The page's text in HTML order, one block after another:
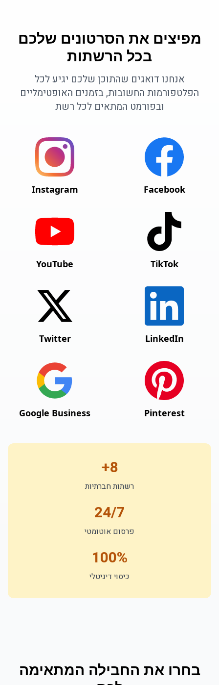
מפיצים את הסרטונים שלכם
בכל הרשתות
אנחנו דואגים שהתוכן שלכם יגיע לכל
הפלטפורמות החשובות, בזמנים האופטימליים
ובפורמט המתאים לכל רשת
Facebook
Instagram
TikTok
YouTube
LinkedIn
Twitter
Pinterest
Google Business
8+
רשתות חברתיות
24/7
פרסום אוטומטי
100%
כיסוי דיגיטלי
בחרו את החבילה המתאימה